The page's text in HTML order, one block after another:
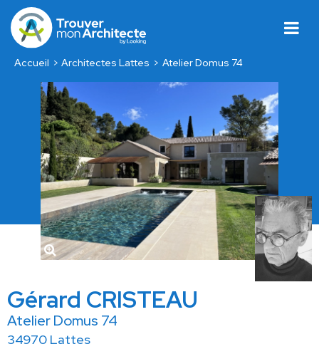
Accueil Architectes Lattes Atelier Domus 74
Gérard CRISTEAU
Atelier Domus 74
34970 Lattes